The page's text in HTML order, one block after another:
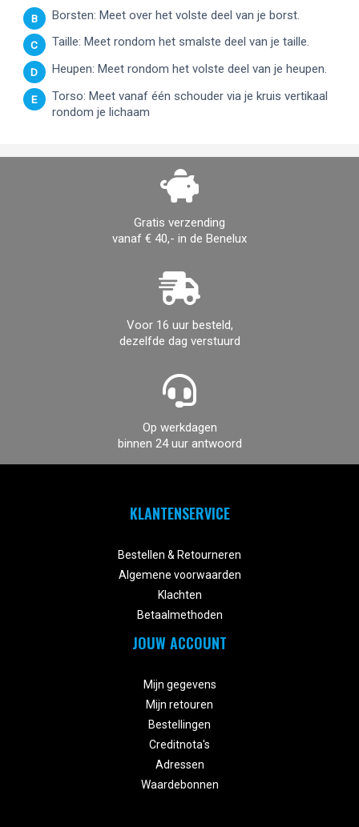
B Borsten: Meet over het volste deel van je borst.
C Taille: Meet rondom het smalste deel van je taille.
D Heupen: Meet rondom het volste deel van je heupen.
E
Torso: Meet vanaf één schouder via je kruis vertikaal
rondom je lichaam
Gratis verzending
vanaf € 40,- in de Benelux
Voor 16 uur besteld,
dezelfde dag verstuurd
Op werkdagen
binnen 24 uur antwoord
KLANTENSERVICE
Bestellen & Retourneren
Algemene voorwaarden
Klachten
Betaalmethoden
JOUW ACCOUNT
Mijn gegevens
Mijn retouren
Bestellingen
Creditnota's
Adressen
Waardebonnen